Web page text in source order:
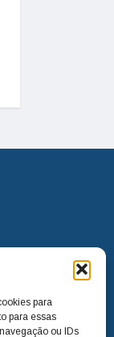
para
para essas
ou IDs